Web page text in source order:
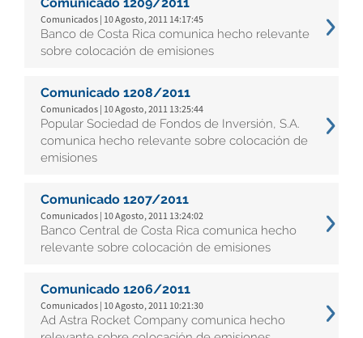
Comunicados | 10 Agosto, 2011 14:17:45
Banco de Costa Rica comunica hecho relevante
sobre colocación de emisiones
Comunicado 1208/2011
Comunicados | 10 Agosto, 2011 13:25:44
Popular Sociedad de Fondos de Inversión, S.A.
comunica hecho relevante sobre colocación de
emisiones
Comunicado 1207/2011
Comunicados | 10 Agosto, 2011 13:24:02
Banco Central de Costa Rica comunica hecho
relevante sobre colocación de emisiones
Comunicado 1206/2011
Comunicados | 10 Agosto, 2011 10:21:30
Ad Astra Rocket Company comunica hecho